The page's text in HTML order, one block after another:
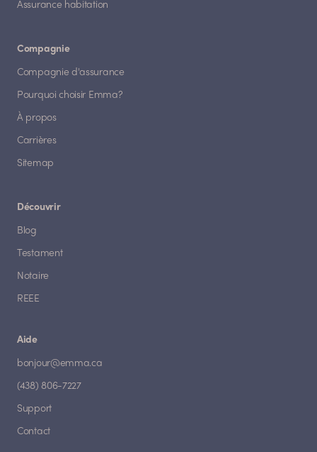
Assurance habitation
Compagnie
Compagnie d'assurance
Pourquoi choisir Emma?
À propos
Carrières
Sitemap
Découvrir
Blog
Testament
Notaire
REEE
Aide
bonjour@emma.ca
(438) 806-7227
Support
Contact